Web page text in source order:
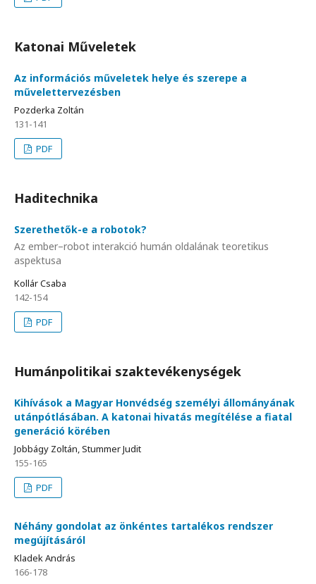
Katonai Műveletek
Az információs műveletek helye és szerepe a
művelettervezésben
Pozderka Zoltán
131-141
PDF
Haditechnika
Szerethetők-e a robotok?
Az ember–robot interakció humán oldalának teoretikus
aspektusa
Kollár Csaba
142-154
PDF
Humánpolitikai szaktevékenységek
Kihívások a Magyar Honvédség személyi állományának
utánpótlásában. A katonai hivatás megítélése a fiatal
generáció körében
Jobbágy Zoltán, Stummer Judit
155-165
PDF
Néhány gondolat az önkéntes tartalékos rendszer
megújításáról
Kladek András
166-178